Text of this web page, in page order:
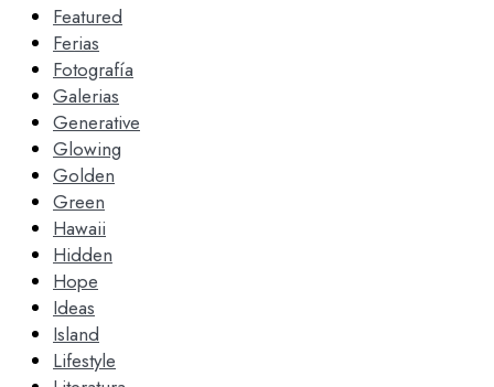
Featured
Ferias
Fotografía
Galerias
Generative
Glowing
Golden
Green
Hawaii
Hidden
Hope
Ideas
Island
Lifestyle